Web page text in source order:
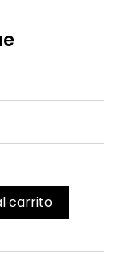
carrito